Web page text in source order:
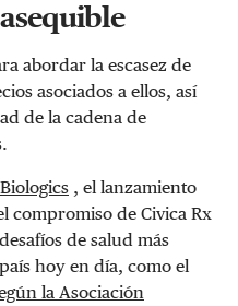
abordar la escasez de
asociados a ellos, así
de la cadena de
, el lanzamiento
compromiso de Civica Rx
de salud más
hoy en día, como el
la Asociación